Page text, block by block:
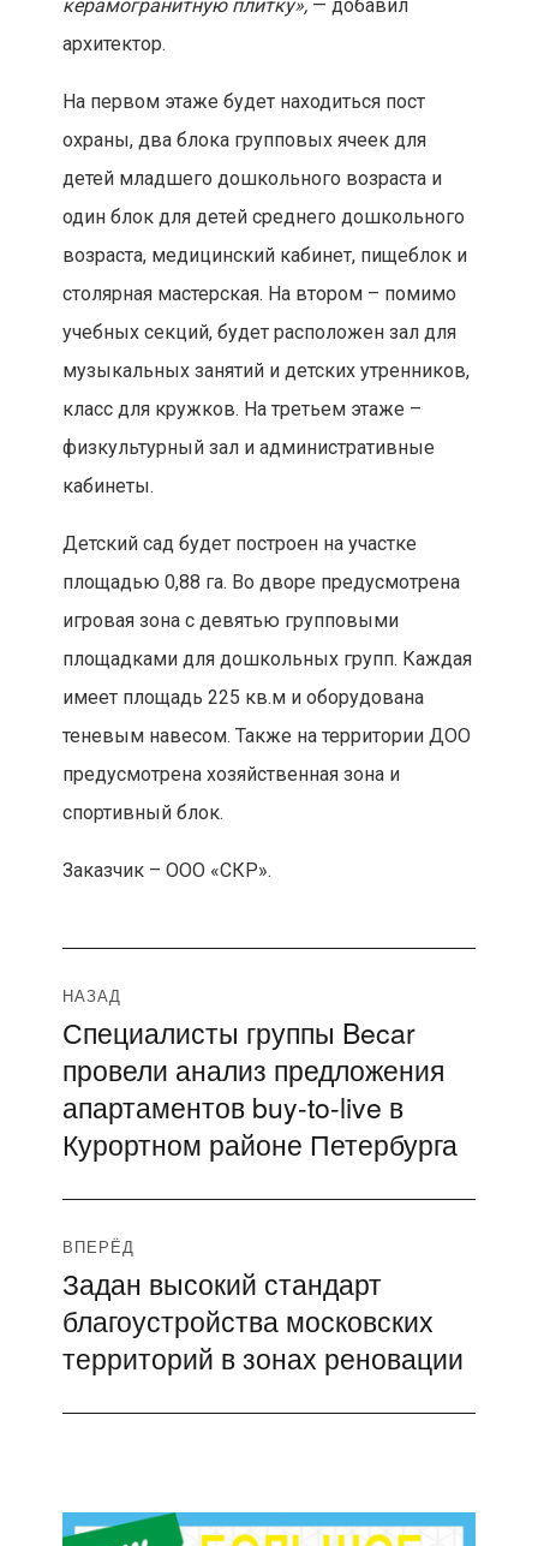
керамогранитную плитку»,— добавил
архитектор.
На первом этаже будет находиться пост
охраны, два блока групповых ячеек для
детей младшего дошкольного возраста и
один блок для детей среднего дошкольного
возраста, медицинский кабинет, пищеблок и
столярная мастерская. На втором – помимо
учебных секций, будет расположен зал для
музыкальных занятий и детских утренников,
класс для кружков. На третьем этаже –
физкультурный зал и административные
кабинеты.
Детский сад будет построен на участке
площадью 0,88 га. Во дворе предусмотрена
игровая зона с девятью групповыми
площадками для дошкольных групп. Каждая
имеет площадь 225 кв.м и оборудована
теневым навесом. Также на территории ДОО
предусмотрена хозяйственная зона и
спортивный блок.
Заказчик – ООО «СКР».
Навигация
по
записям
НАЗАД
Предыдущая
запись:
Специалисты группы Becar
провели анализ предложения
апартаментов buy-to-live в
Курортном районе Петербурга
ВПЕРЁД
Следующая
запись:
Задан высокий стандарт
благоустройства московских
территорий в зонах реновации